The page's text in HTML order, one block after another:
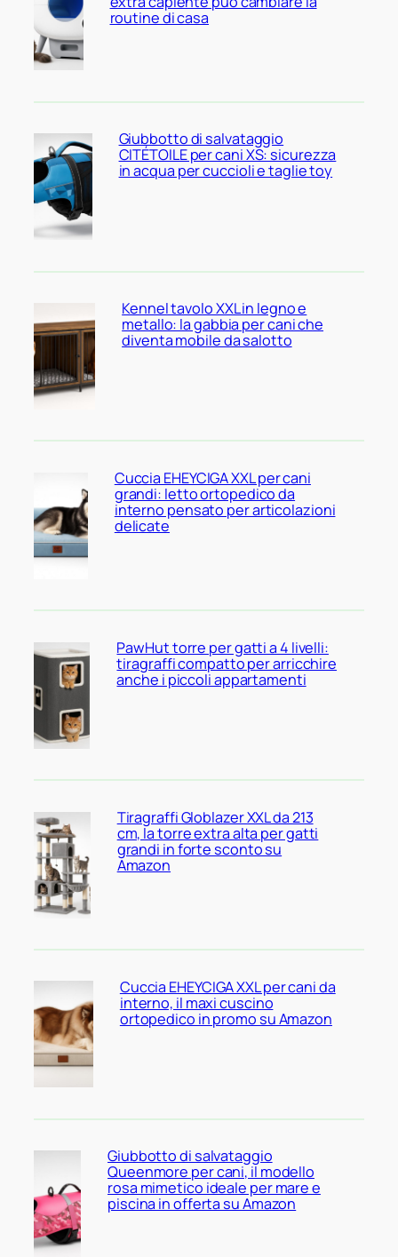
routine di casa
Giubbotto di salvataggio
CITÉTOILE per cani XS: sicurezza
in acqua per cuccioli e taglie toy
Kennel tavolo XXL in legno e
metallo: la gabbia per cani che
diventa mobile da salotto
Cuccia EHEYCIGA XXL per cani
grandi: letto ortopedico da
interno pensato per articolazioni
delicate
PawHut torre per gatti a 4 livelli:
tiragraffi compatto per arricchire
anche i piccoli appartamenti
Tiragraffi Globlazer XXL da 213
cm, la torre extra alta per gatti
grandi in forte sconto su
Amazon
Cuccia EHEYCIGA XXL per cani da
interno, il maxi cuscino
ortopedico in promo su Amazon
Giubbotto di salvataggio
Queenmore per cani, il modello
rosa mimetico ideale per mare e
piscina in offerta su Amazon